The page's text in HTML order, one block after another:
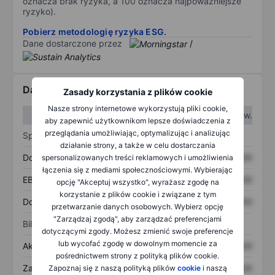
Zasady korzystania z plików cookie
Nasze strony internetowe wykorzystują pliki cookie,
aby zapewnić użytkownikom lepsze doświadczenia z
przeglądania umożliwiając, optymalizując i analizując
działanie strony, a także w celu dostarczania
spersonalizowanych treści reklamowych i umożliwienia
łączenia się z mediami społecznościowymi. Wybierając
opcję "Akceptuj wszystko", wyrażasz zgodę na
korzystanie z plików cookie i związane z tym
przetwarzanie danych osobowych. Wybierz opcję
"Zarządzaj zgodą", aby zarządzać preferencjami
dotyczącymi zgody. Możesz zmienić swoje preferencje
lub wycofać zgodę w dowolnym momencie za
pośrednictwem strony z polityką plików cookie.
Zapoznaj się z naszą polityką plików cookiei naszą
ryzyko).
Pobierz metodologię ryzyka ESG.
Dane dostarczone przez
/
Dane finansowe
W I kw.
W II kw.
Sprawozdanie z zysków
Dochód XXXXXXX XXXXXXX
EBITDA XXXXXXX XXXXXXX
Dochód netto XXXXXXX XXXXXXX
Bilans
Aktywa ogółem XXXXXXX XXXXXXX
Zadłużenie ogółem XXXXXXX XXXXXXX